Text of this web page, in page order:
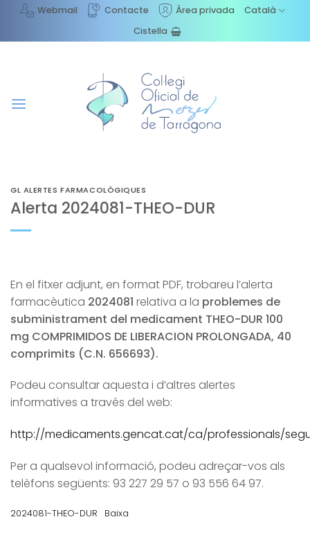
content
Webmail Contacte Àrea privada
Català
Cistella
GL ALERTES FARMACOLÒGIQUES
Alerta 2024081-THEO-DUR
En el fitxer adjunt, en format PDF, trobareu l’alerta
farmacèutica 2024081 relativa a la problemes de
subministrament del medicament THEO-DUR 100
mg COMPRIMIDOS DE LIBERACION PROLONGADA, 40
comprimits (C.N. 656693).
Podeu consultar aquesta i d’altres alertes
informatives a través del web:
http://medicaments.gencat.cat/ca/professionals/
Per a qualsevol informació, podeu adreçar-vos als
telèfons següents: 93 227 29 57 o 93 556 64 97.
2024081-THEO-DUR Baixa